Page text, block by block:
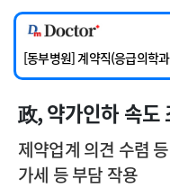
[영남대학교의료원] 마취통
[충남대학교병원] 소아청소
[동부병원] 계약직(응급의학
[이대목동병원] 하반기 전공
[서울아산병원] 2026년 하반
政, 약가인하 속
제약업계 의견 수렴
가세 등 부담 작용